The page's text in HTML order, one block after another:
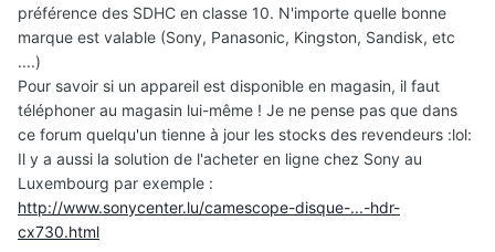
préférence des SDHC en classe 10. N'importe quelle bonne
marque est valable (Sony, Panasonic, Kingston, Sandisk, etc
....)
Pour savoir si un appareil est disponible en magasin, il faut
téléphoner au magasin lui-même ! Je ne pense pas que dans
ce forum quelqu'un tienne à jour les stocks des revendeurs :lol:
Il y a aussi la solution de l'acheter en ligne chez Sony au
Luxembourg par exemple :
http://www.sonycenter.lu/camescope-disque-...-hdr-
cx730.html